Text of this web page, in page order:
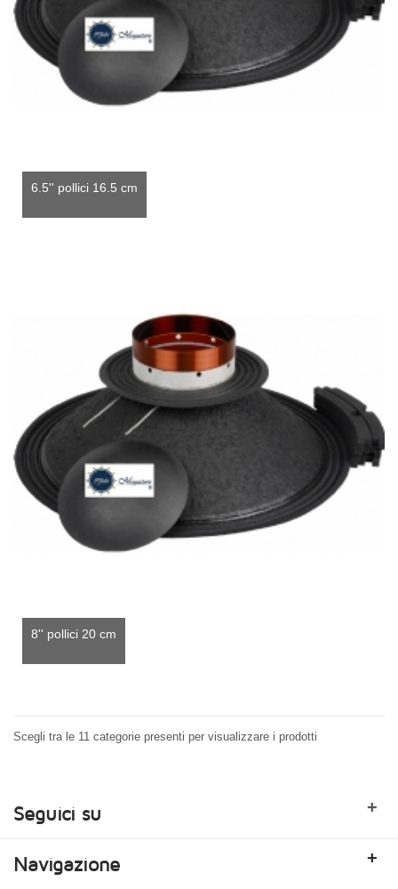
6.5'' pollici 16.5 cm
8'' pollici 20 cm
Scegli tra le 11 categorie presenti per visualizzare i prodotti
Seguici su +
Navigazione +